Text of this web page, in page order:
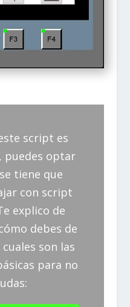
script es
puedes optar
tiene que
con script
explico de
debes de
son las
para no